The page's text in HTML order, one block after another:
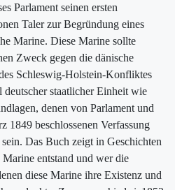
Parlament seinen ersten
Taler zur Begründung eines
Marine. Diese Marine sollte
Zweck gegen die dänische
Schleswig-Holstein-Konfliktes
staatlicher Einheit wie
denen von Parlament und
1849 beschlossenen Verfassung
sein. Das Buch zeigt in Geschichten
entstand und wer die
diese Marine ihre Existenz und